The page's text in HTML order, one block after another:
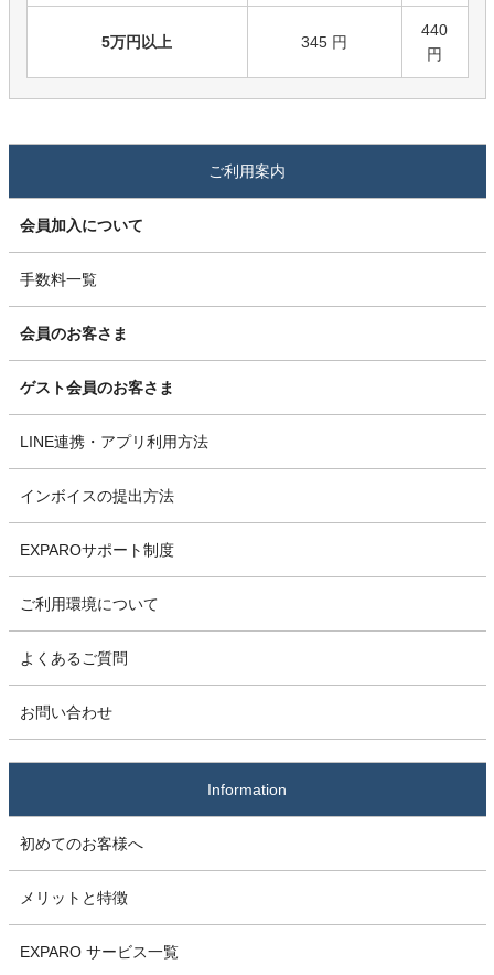
5万円以上 345 円
440
円
ご利用案内
会員加入について
手数料一覧
会員のお客さま
ゲスト会員のお客さま
LINE連携・アプリ利用方法
インボイスの提出方法
EXPAROサポート制度
ご利用環境について
よくあるご質問
お問い合わせ
Information
初めてのお客様へ
メリットと特徴
EXPARO サービス一覧